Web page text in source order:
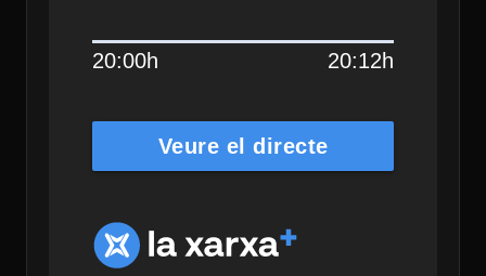
20:00h 20:12h
Veure el directe